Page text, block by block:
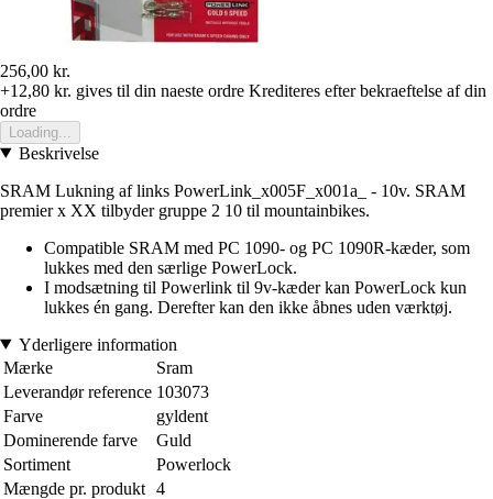
256,00 kr.
+12,80 kr. gives til din naeste ordre Krediteres efter bekraeftelse af din
ordre
Loading...
Beskrivelse
SRAM Lukning af links PowerLink_x005F_x001a_ - 10v. SRAM
premier x XX tilbyder gruppe 2 10 til mountainbikes.
Compatible SRAM med PC 1090- og PC 1090R-kæder, som
lukkes med den særlige PowerLock.
I modsætning til Powerlink til 9v-kæder kan PowerLock kun
lukkes én gang. Derefter kan den ikke åbnes uden værktøj.
Yderligere information
Mærke
Sram
Leverandør reference 103073
Farve
gyldent
Dominerende farve
Guld
Sortiment
Powerlock
Mængde pr. produkt 4